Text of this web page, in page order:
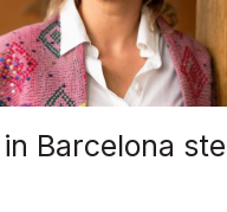
Barcelona